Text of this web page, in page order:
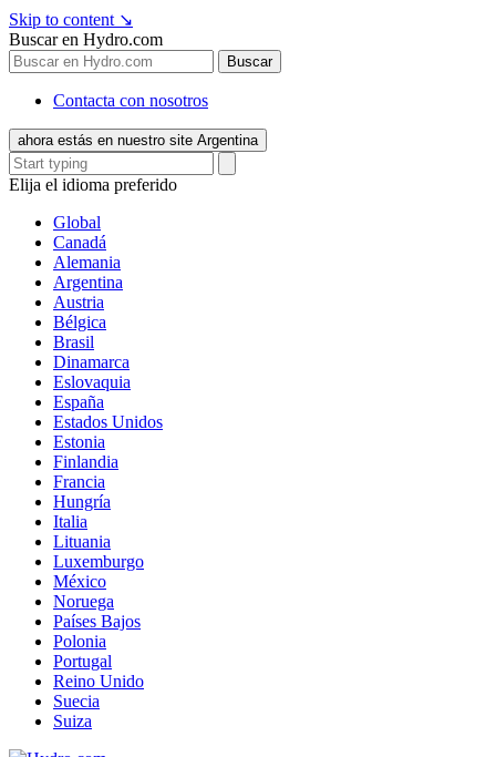
Skip to content ↘
Buscar en Hydro.com
Buscar
Contacta con nosotros
ahora estás en nuestro site Argentina
Elija el idioma preferido
Global
Canadá
Alemania
Argentina
Austria
Bélgica
Brasil
Dinamarca
Eslovaquia
España
Estados Unidos
Estonia
Finlandia
Francia
Hungría
Italia
Lituania
Luxemburgo
México
Noruega
Países Bajos
Polonia
Portugal
Reino Unido
Suecia
Suiza